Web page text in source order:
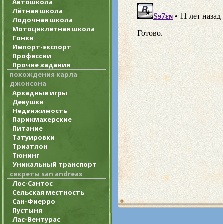
Автошкола
Лётная школа
Лодочная школа
Мотоциклетная школа
Гонки
Импорт-экспорт
Профессии
Прочие задания
похождения карла
джонсона
Аркадные игры
Девушки
Недвижимость
Парикмахерские
Питание
Татуировки
Триатлон
Тюнинг
Уникальный транспорт
секреты san andreas
Лос-Сантос
Сельская местность
Сан-Фиерро
Пустыня
Лас-Вентурас